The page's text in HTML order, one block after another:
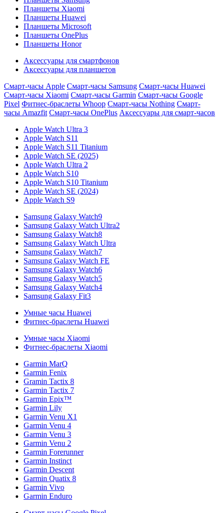
Планшеты Xiaomi
Планшеты Huawei
Планшеты Microsoft
Планшеты OnePlus
Планшеты Honor
Аксессуары для смартфонов
Аксессуары для планшетов
Смарт-часы Apple Смарт-часы Samsung Смарт-часы Huawei
Смарт-часы Xiaomi Смарт-часы Garmin Смарт-часы Google
Pixel Фитнес-браслеты Whoop Смарт-часы Nothing Смарт-
часы Amazfit Смарт-часы OnePlus Аксессуары для смарт-часов
Apple Watch Ultra 3
Apple Watch S11
Apple Watch S11 Titanium
Apple Watch SE (2025)
Apple Watch Ultra 2
Apple Watch S10
Apple Watch S10 Titanium
Apple Watch SE (2024)
Apple Watch S9
Samsung Galaxy Watch9
Samsung Galaxy Watch Ultra2
Samsung Galaxy Watch8
Samsung Galaxy Watch Ultra
Samsung Galaxy Watch7
Samsung Galaxy Watch FE
Samsung Galaxy Watch6
Samsung Galaxy Watch5
Samsung Galaxy Watch4
Samsung Galaxy Fit3
Умные часы Huawei
Фитнес-браслеты Huawei
Умные часы Xiaomi
Фитнес-браслеты Xiaomi
Garmin MarQ
Garmin Fenix
Gramin Tactix 8
Garmin Tactix 7
Garmin Epix™
Garmin Lily
Garmin Venu X1
Garmin Venu 4
Garmin Venu 3
Garmin Venu 2
Garmin Forerunner
Garmin Instinct
Garmin Descent
Garmin Quatix 8
Garmin Vivo
Garmin Enduro